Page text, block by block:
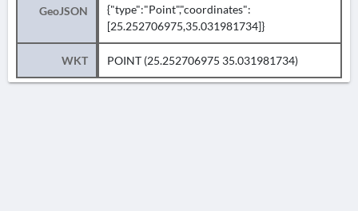
GeoJSON
{"type":"Point","coordinates":
[25.252706975,35.031981734]}
WKT POINT (25.252706975 35.031981734)